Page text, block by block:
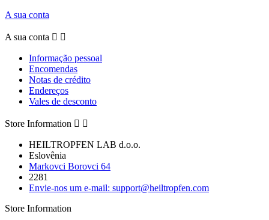
A sua conta
A sua conta  
Informação pessoal
Encomendas
Notas de crédito
Endereços
Vales de desconto
Store Information  
HEILTROPFEN LAB d.o.o.
Eslovênia
Markovci Borovci 64
2281
Envie-nos um e-mail: support@heiltropfen.com
Store Information